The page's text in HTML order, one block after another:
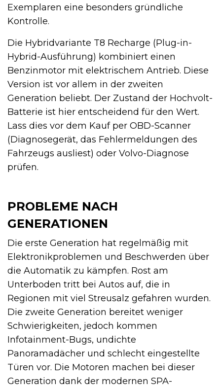
Exemplaren eine besonders gründliche
Kontrolle.
Die Hybridvariante T8 Recharge (Plug-in-
Hybrid-Ausführung) kombiniert einen
Benzinmotor mit elektrischem Antrieb. Diese
Version ist vor allem in der zweiten
Generation beliebt. Der Zustand der Hochvolt-
Batterie ist hier entscheidend für den Wert.
Lass dies vor dem Kauf per OBD-Scanner
(Diagnosegerät, das Fehlermeldungen des
Fahrzeugs ausliest) oder Volvo-Diagnose
prüfen.
PROBLEME NACH
GENERATIONEN
Die erste Generation hat regelmäßig mit
Elektronikproblemen und Beschwerden über
die Automatik zu kämpfen. Rost am
Unterboden tritt bei Autos auf, die in
Regionen mit viel Streusalz gefahren wurden.
Die zweite Generation bereitet weniger
Schwierigkeiten, jedoch kommen
Infotainment-Bugs, undichte
Panoramadächer und schlecht eingestellte
Türen vor. Die Motoren machen bei dieser
Generation dank der modernen SPA-